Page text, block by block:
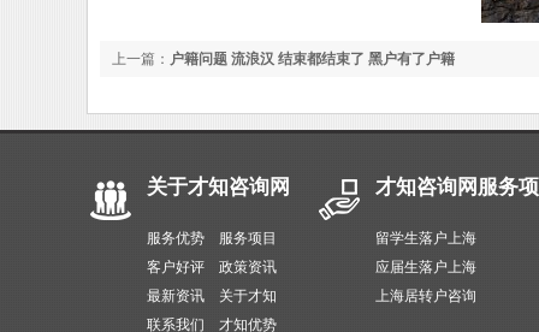
上一篇： 户籍问题 流浪汉 结束都结束了 黑户有了户籍
关于才知咨询网
服务优势
服务项目
客户好评
政策资讯
最新资讯
关于才知
联系我们
才知优势
才知咨询网服务
留学生落户上海
应届生落户上海
上海居转户咨询